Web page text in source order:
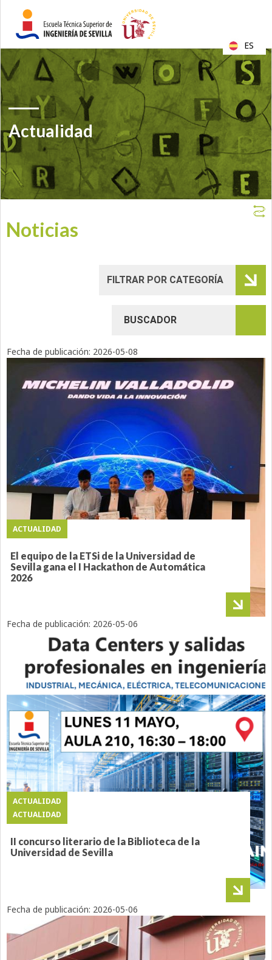
Actualidad
Noticias
ACTUALIDAD
El equipo de la ETSi de la Universidad de
Sevilla gana el I Hackathon de Automática
2026
Fecha de publicación: 2026-05-08
ACTUALIDAD
Charla sobre DataCenters y salidas
profesionales en Ingeniería
Fecha de publicación: 2026-05-06
ACTUALIDAD
II concurso literario de la Biblioteca de la
Universidad de Sevilla
Fecha de publicación: 2026-05-06
ES